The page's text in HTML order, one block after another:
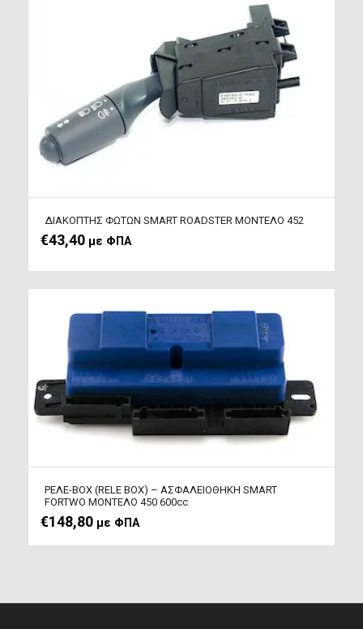
ΔΙΑΚΟΠΤΗΣ ΦΩΤΩΝ SMART ROADSTER ΜΟΝΤΕΛΟ 452
€43,40 με ΦΠΑ
ΡΕΛΕ-BOX (RELE BOX) – ΑΣΦΑΛΕΙΟΘΗΚΗ SMART
FORTWO ΜΟΝΤΕΛΟ 450 600cc
€148,80 με ΦΠΑ